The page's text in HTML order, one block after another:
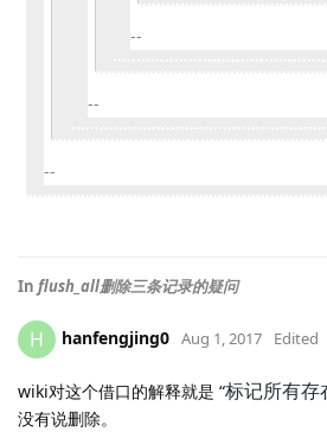
--
--
--
In flush_all删除三条记录的疑问
H hanfengjing0 Aug 1, 2017 Edited
wiki对这个借口的解释就是 “标记所有存
没有说删除。